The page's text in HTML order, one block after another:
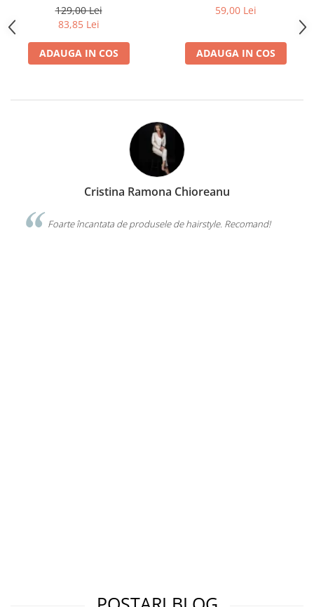
Cap manechin par natural
Trepiede cap manechin
Foarfece de tuns
129,00 Lei
83,85 Lei
ADAUGA IN COS
59,00 Lei
ADAUGA IN COS
Cristina Ramona Chioreanu
Foarte încantata de produsele de hairstyle. Recomand!